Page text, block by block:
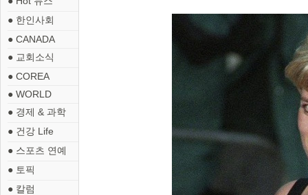
● 한인사회
● CANADA
● 교회소식
● COREA
● WORLD
● 경제 & 과학
● 건강 Life
● 스포츠 연예
● 토픽
● 칼럼